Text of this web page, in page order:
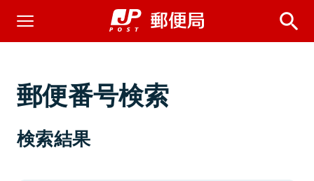
郵便番号検索
検索結果